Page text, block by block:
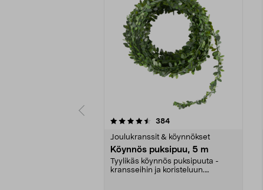
384arvostelut
Joulukranssit & köynnökset
Köynnös puksipuu, 5 m
Tyylikäs köynnös puksipuuta -
kransseihin ja koristeluun.
4.5 viidestä